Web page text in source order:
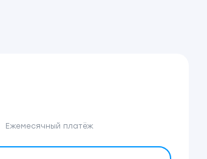
Ежемесячный платёж